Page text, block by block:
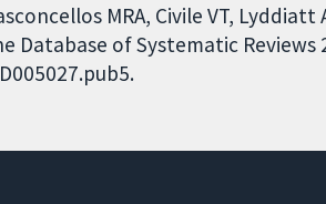
MRA, Civile VT, Lyddiatt
of Systematic Reviews